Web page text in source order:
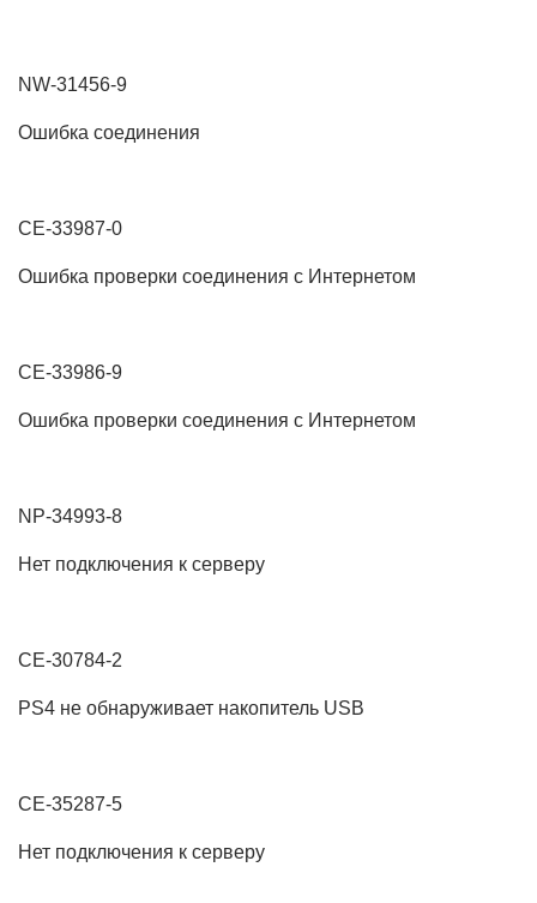
NW-31456-9
Ошибка соединения
CE-33987-0
Ошибка проверки соединения с Интернетом
CE-33986-9
Ошибка проверки соединения с Интернетом
NP-34993-8
Нет подключения к серверу
CE-30784-2
PS4 не обнаруживает накопитель USB
CE-35287-5
Нет подключения к серверу